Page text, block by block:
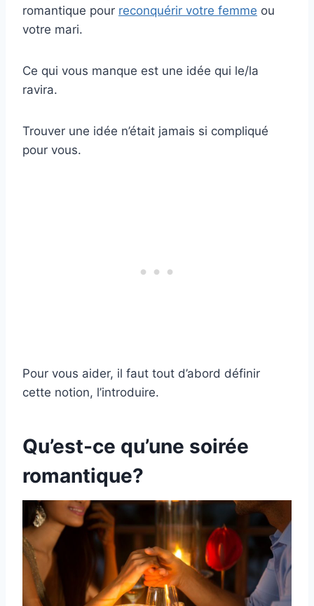
romantique pour reconquérir votre femme ou
votre mari.
Ce qui vous manque est une idée qui le/la
ravira.
Trouver une idée n’était jamais si compliqué
pour vous.
Pour vous aider, il faut tout d’abord définir
cette notion, l’introduire.
Qu’est-ce qu’une soirée
romantique?